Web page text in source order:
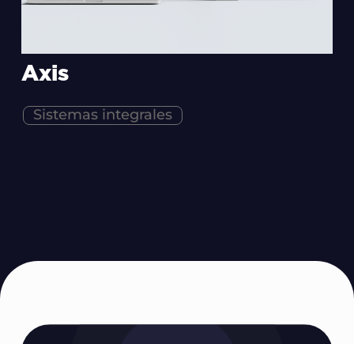
Axis
Sistemas integrales